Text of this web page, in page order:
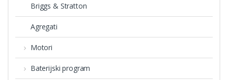
Briggs & Stratton
Agregati
Motori
Baterijski program